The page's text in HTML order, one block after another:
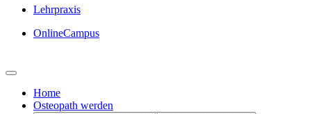
Lehrpraxis
OnlineCampus
Home
Osteopath werden